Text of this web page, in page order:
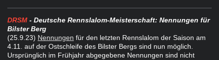
DRSM - Deutsche Rennslalom-Meisterschaft: Nennungen für
Bilster Berg
(25.9.23) Nennungen für den letzten Rennslalom der Saison am
4.11. auf der Ostschleife des Bilster Bergs sind nun möglich.
Ursprünglich im Frühjahr abgegebene Nennungen sind nicht